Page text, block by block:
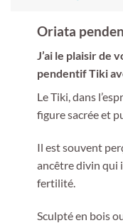
Oriata
J’ai le plaisir de
pendentif Tiki
Le Tiki, dans
figure sacrée et
Il est souvent
ancêtre divin qui
fertilité.
Sculpté en bois